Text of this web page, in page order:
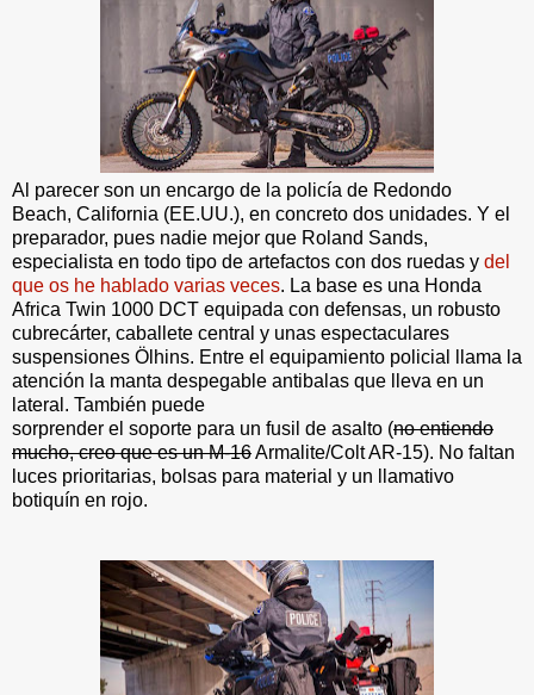
Al parecer son un encargo de la policía de Redondo
Beach, California (EE.UU.), en concreto dos unidades. Y el
preparador, pues nadie mejor que Roland Sands,
especialista en todo tipo de artefactos con dos ruedas y del
que os he hablado varias veces. La base es una Honda
Africa Twin 1000 DCT equipada con defensas, un robusto
cubrecárter, caballete central y unas espectaculares
suspensiones Ölhins. Entre el equipamiento policial llama la
atención la manta despegable antibalas que lleva en un
lateral. También puede
sorprender el soporte para un fusil de asalto (no entiendo
mucho, creo que es un M-16Armalite/Colt AR-15). No faltan
luces prioritarias, bolsas para material y un llamativo
botiquín en rojo.